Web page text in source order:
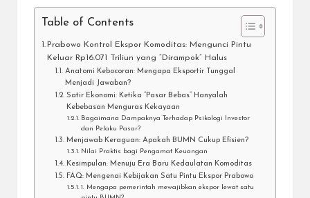
Table of Contents
Prabowo Kontrol Ekspor Komoditas: Mengunci Pintu
Keluar Rp16.071 Triliun yang “Dirampok” Halus
Anatomi Kebocoran: Mengapa Eksportir Tunggal
Menjadi Jawaban?
Satir Ekonomi: Ketika “Pasar Bebas” Hanyalah
Kebebasan Menguras Kekayaan
Bagaimana Dampaknya Terhadap Psikologi Investor
dan Pelaku Pasar?
Menjawab Keraguan: Apakah BUMN Cukup Efisien?
Nilai Praktis bagi Pengamat Keuangan
Kesimpulan: Menuju Era Baru Kedaulatan Komoditas
FAQ: Mengenai Kebijakan Satu Pintu Ekspor Prabowo
1. Mengapa pemerintah mewajibkan ekspor lewat satu